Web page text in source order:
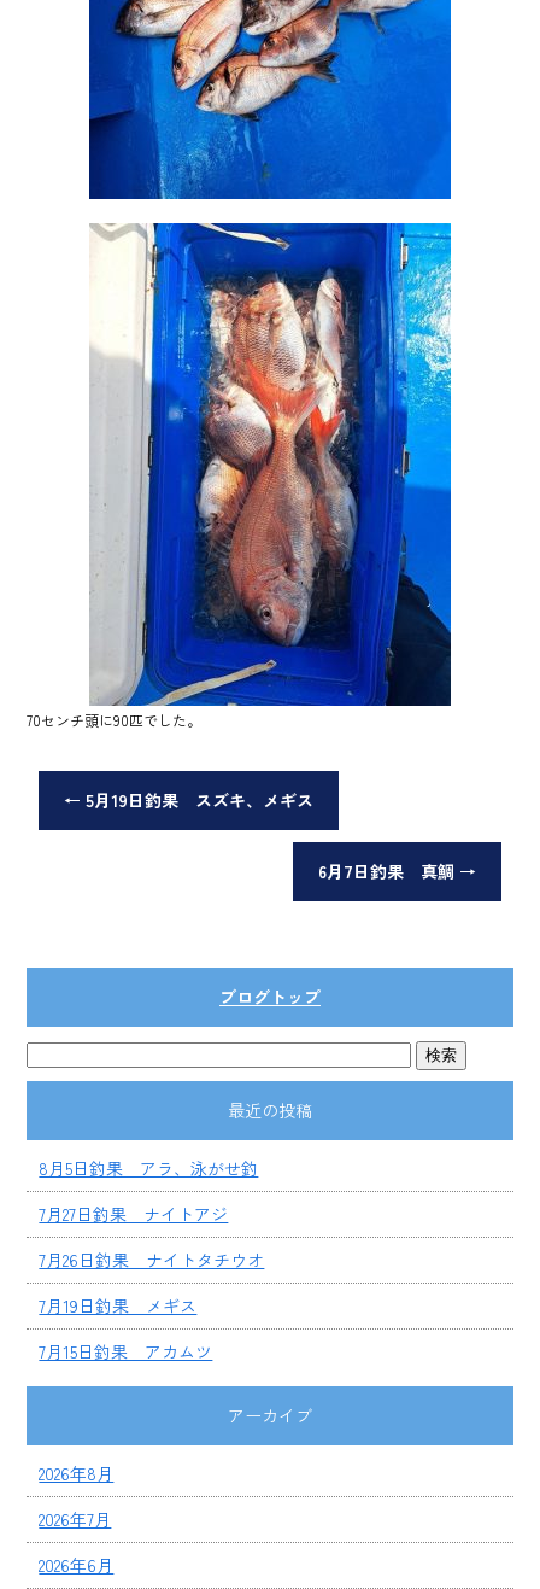
70センチ頭に90匹でした。
← 5月19日釣果 スズキ、メギス
6月7日釣果 真鯛 →
ブログトップ
最近の投稿
8月5日釣果 アラ、泳がせ釣
7月27日釣果 ナイトアジ
7月26日釣果 ナイトタチウオ
7月19日釣果 メギス
7月15日釣果 アカムツ
アーカイブ
2026年8月
2026年7月
2026年6月